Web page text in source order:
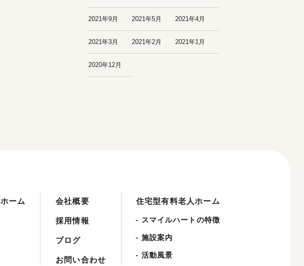
2021年9月 2021年5月 2021年4月
2021年3月 2021年2月 2021年1月
2020年12月
ホーム 会社概要
採用情報
ブログ
お問い合わせ
住宅型有料老人ホーム
- スマイルハートの特徴
- 施設案内
- 活動風景